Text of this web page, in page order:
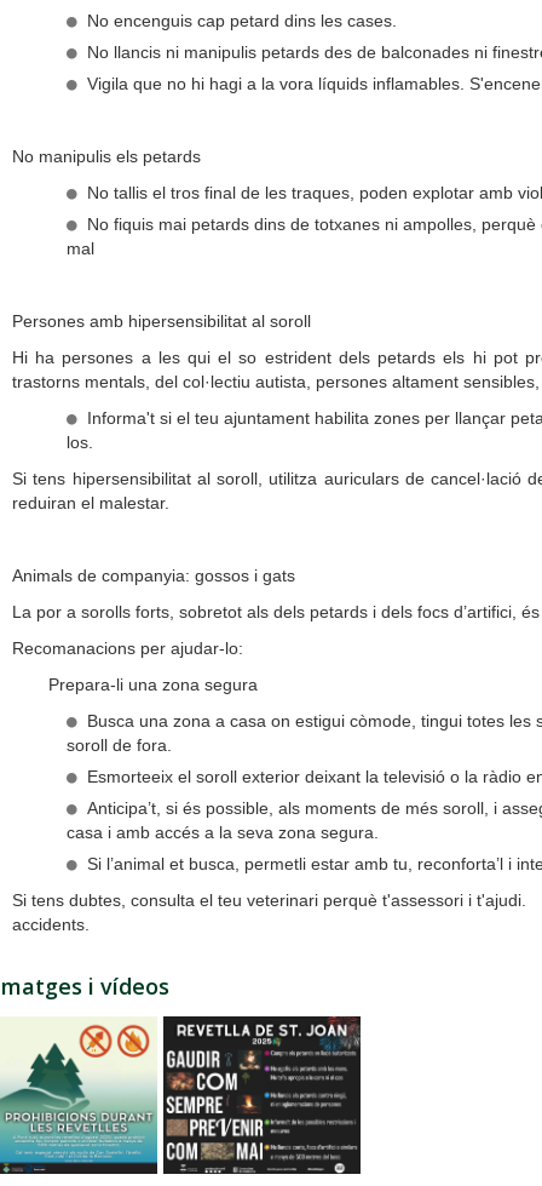
No encenguis cap petard dins les cases.
No llancis ni manipulis petards des de balconades ni
Vigila que no hi hagi a la vora líquids inflamables.
No manipulis els petards
No tallis el tros final de les traques, poden explotar amb
No fiquis mai petards dins de totxanes ni ampolles,
mal
Persones amb hipersensibilitat al soroll
Hi ha persones a les qui el so estrident dels petards els hi pot
trastorns mentals, del col·lectiu autista, persones altament
Informa't si el teu ajuntament habilita zones per llançar
los.
Si tens hipersensibilitat al soroll, utilitza auriculars de cancel·lació
reduiran el malestar.
Animals de companyia: gossos i gats
La por a sorolls forts, sobretot als dels petards i dels focs d’artifici,
Recomanacions per ajudar-lo:
Prepara-li una zona segura
Busca una zona a casa on estigui còmode, tingui totes
soroll de fora.
Esmorteeix el soroll exterior deixant la televisió o la ràdio
Anticipa’t, si és possible, als moments de més soroll, i
casa i amb accés a la seva zona segura.
Si l’animal et busca, permetli estar amb tu, reconforta’l i
Si tens dubtes, consulta el teu veterinari perquè t'assessori i t'ajudi.
accidents.
i vídeos